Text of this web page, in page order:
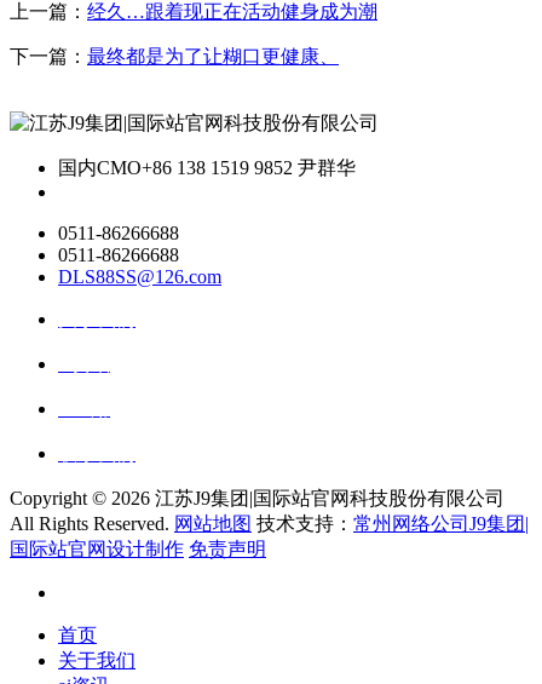
上一篇： 经久…跟着现正在活动健身成为潮
下一篇： 最终都是为了让糊口更健康、
国内CMO+86 138 1519 9852 尹群华
0511-86266688
0511-86266688
DLS88SS@126.com
Copyright © 2026 江苏J9集团|国际站官网科技股份有限公司
All Rights Reserved. 网站地图 技术支持： 常州网络公司J9集团|
国际站官网设计制作 免责声明
首页
关于我们